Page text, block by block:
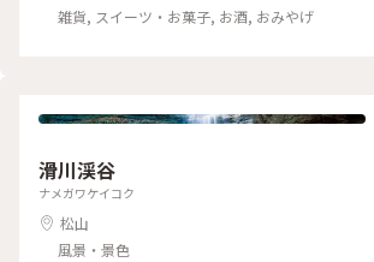
雑貨, スイーツ・お菓子, お酒, おみやげ
滑川渓谷
ナメガワケイコク
松山
風景・景色